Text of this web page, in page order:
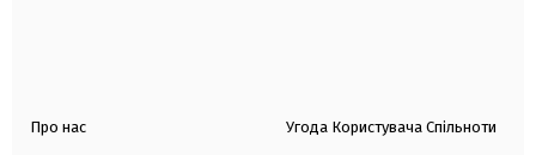
Про нас Угода Користувача Спільноти